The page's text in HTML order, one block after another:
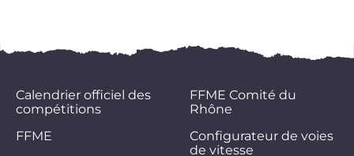
Calendrier officiel des
compétitions
FFME
FFME Comité du
Rhône
Configurateur de voies
de vitesse